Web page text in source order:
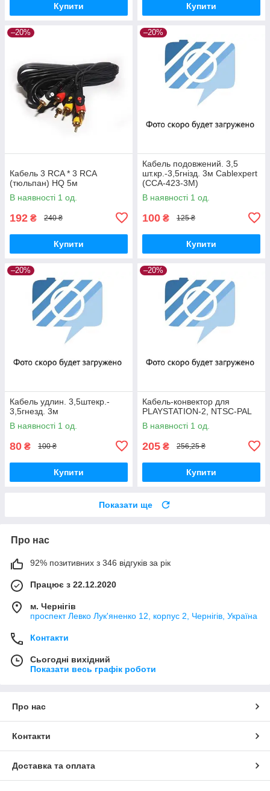
Купити Купити
–20%
Кабель 3 RCA * 3 RCA
(тюльпан) HQ 5м
В наявності 1 од.
192 ₴ 240 ₴
Купити
–20%
Кабель подовжений. 3,5
шт.кр.-3,5гнізд. 3м Cablexpert
(CCA-423-3M)
В наявності 1 од.
100 ₴ 125 ₴
Купити
–20%
Кабель удлин. 3,5штекр.-
3,5гнезд. 3м
В наявності 1 од.
80 ₴ 100 ₴
Купити
–20%
Кабель-конвектор для
PLAYSTATION-2, NTSC-PAL
В наявності 1 од.
205 ₴ 256,25 ₴
Купити
Показати ще
Про нас
92% позитивних з 346 відгуків за рік
Працює з 22.12.2020
м. Чернігів
проспект Левко Лук'яненко 12, корпус 2, Чернігів, Україна
Контакти
Сьогодні вихідний
Показати весь графік роботи
Про нас
Контакти
Доставка та оплата